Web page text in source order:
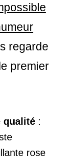
regarde
premier
qualité :
rose